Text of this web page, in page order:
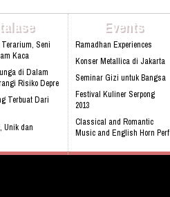
Seni
Kaca
di Dalam
Risiko Depre
Terbuat Dari
Unik dan
pertama
Events
Ramadhan Experiences
Konser Metallica di Jakarta
Seminar Gizi untuk Bangsa
Festival Kuliner Serpong
2013
Classical and Romantic
Music and English Horn Perf